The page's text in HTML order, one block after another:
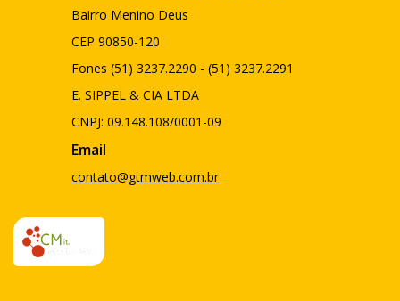
Bairro Menino Deus
CEP 90850-120
Fones (51) 3237.2290 - (51) 3237.2291
E. SIPPEL & CIA LTDA
CNPJ: 09.148.108/0001-09
Email
contato@gtmweb.com.br